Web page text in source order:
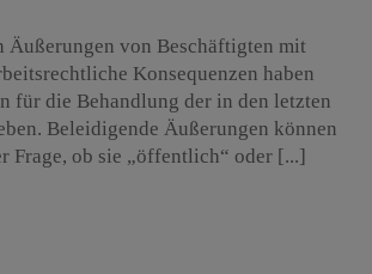
Äußerungen von Beschäftigten mit
Konsequenzen haben
für die Behandlung der in den letzten
Beleidigende Äußerungen können
Frage, ob sie „öffentlich“ oder [...]